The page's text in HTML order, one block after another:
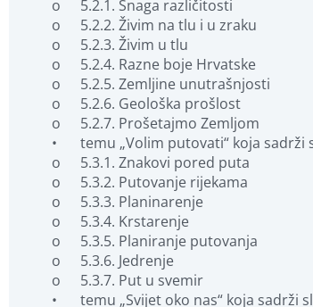
o	5.2.1. Snaga različitosti
o	5.2.2. Živim na tlu i u zraku
o	5.2.3. Živim u tlu
o	5.2.4. Razne boje Hrvatske
o	5.2.5. Zemljine unutrašnjosti
o	5.2.6. Geološka prošlost
o	5.2.7. Prošetajmo Zemljom
•	temu „Volim putovati“ koja sadrži sljedeće interaktivne videolekcije:
o	5.3.1. Znakovi pored puta
o	5.3.2. Putovanje rijekama
o	5.3.3. Planinarenje
o	5.3.4. Krstarenje
o	5.3.5. Planiranje putovanja
o	5.3.6. Jedrenje
o	5.3.7. Put u svemir
•	temu „Svijet oko nas“ koja sadrži sljedeće interaktivne videolekcije: